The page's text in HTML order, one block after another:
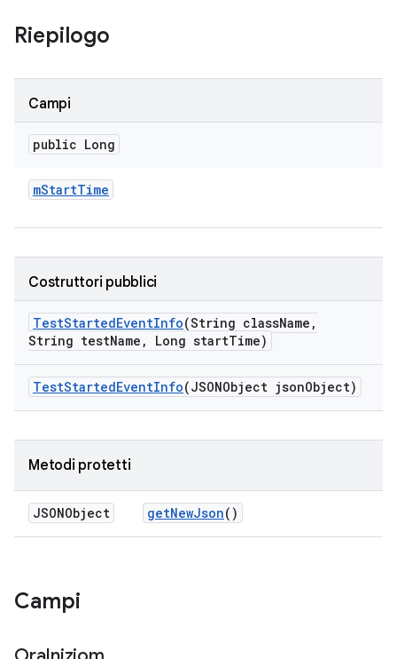
Riepilogo
Campi
public Long
mStartTime
Costruttori pubblici
TestStartedEventInfo(String className ,
String testName , Long startTime)
TestStartedEventInfo(JSONObject jsonObject)
Metodi protetti
JSONObject getNewJson()
Campi